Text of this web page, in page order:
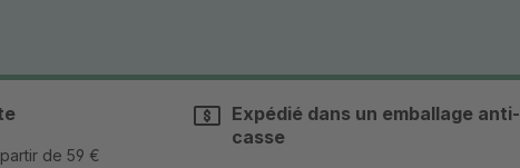
de 59 €
Expédié dans un emballage anti-
casse